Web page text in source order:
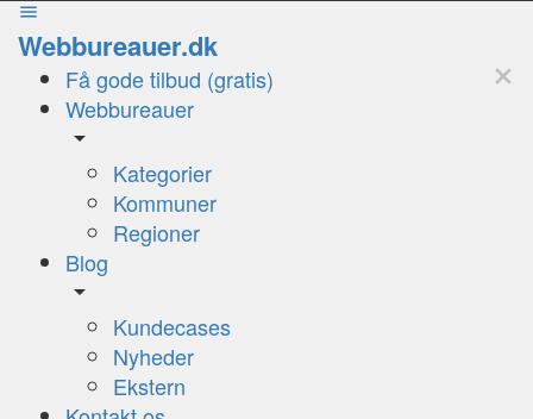
Webbureauer.dk
Få gode tilbud (gratis)
Webbureauer
Kategorier
Kommuner
Regioner
Blog
Kundecases
Nyheder
Ekstern